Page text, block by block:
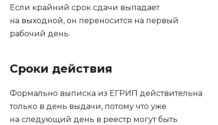
Если крайний срок сдачи выпадает
на выходной, он переносится на первый
рабочий день.
Сроки действия
Формально выписка из ЕГРИП действительна
только в день выдачи, потому что уже
на следующий день в реестр могут быть